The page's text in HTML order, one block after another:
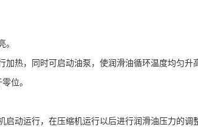
。
热，同时可启动油泵，使润滑油循环温度均匀升
位。
动运行，在压缩机运行以后进行润滑油压力的调